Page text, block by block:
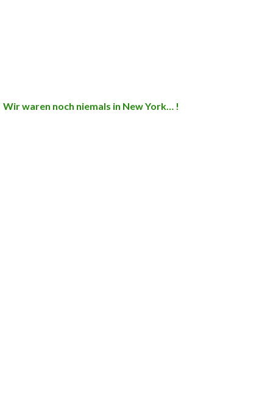
Wir waren noch niemals in New York… !